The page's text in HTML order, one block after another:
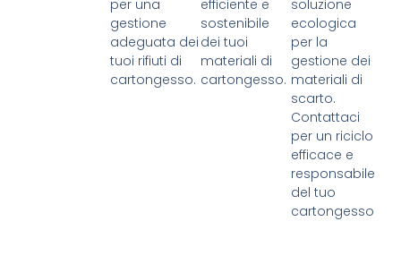
per una
gestione
adeguata dei
tuoi rifiuti di
cartongesso.
efficiente e
sostenibile
dei tuoi
materiali di
cartongesso.
soluzione
ecologica
per la
gestione dei
materiali di
scarto.
Contattaci
per un riciclo
efficace e
responsabile
del tuo
cartongesso